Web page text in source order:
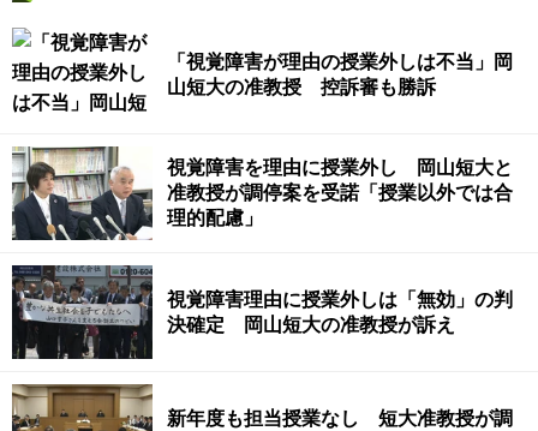
「視覚障害が理由の授業外しは不当」岡
山短大の准教授 控訴審も勝訴
視覚障害を理由に授業外し 岡山短大と
准教授が調停案を受諾「授業以外では合
理的配慮」
視覚障害理由に授業外しは「無効」の判
決確定 岡山短大の准教授が訴え
新年度も担当授業なし 短大准教授が調